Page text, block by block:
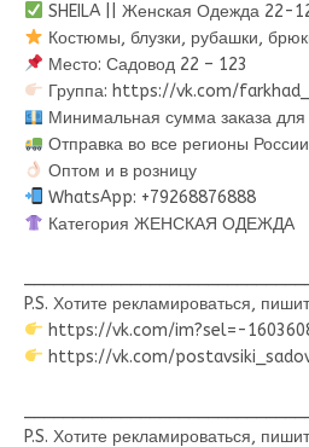
SHEILA || Женская Одежда 22-
Костюмы, блузки, рубашки,
Место: Садовод 22 – 123
Группа: https://vk.com/
Минимальная сумма заказа для
Отправка во все регионы
Оптом и в розницу
WhatsApp: +79268876888
Категория ЖЕНСКАЯ ОДЕЖДА
P.S. Хотите рекламироваться,
https://vk.com/im?sel=-
https://vk.com/
P.S. Хотите рекламироваться,